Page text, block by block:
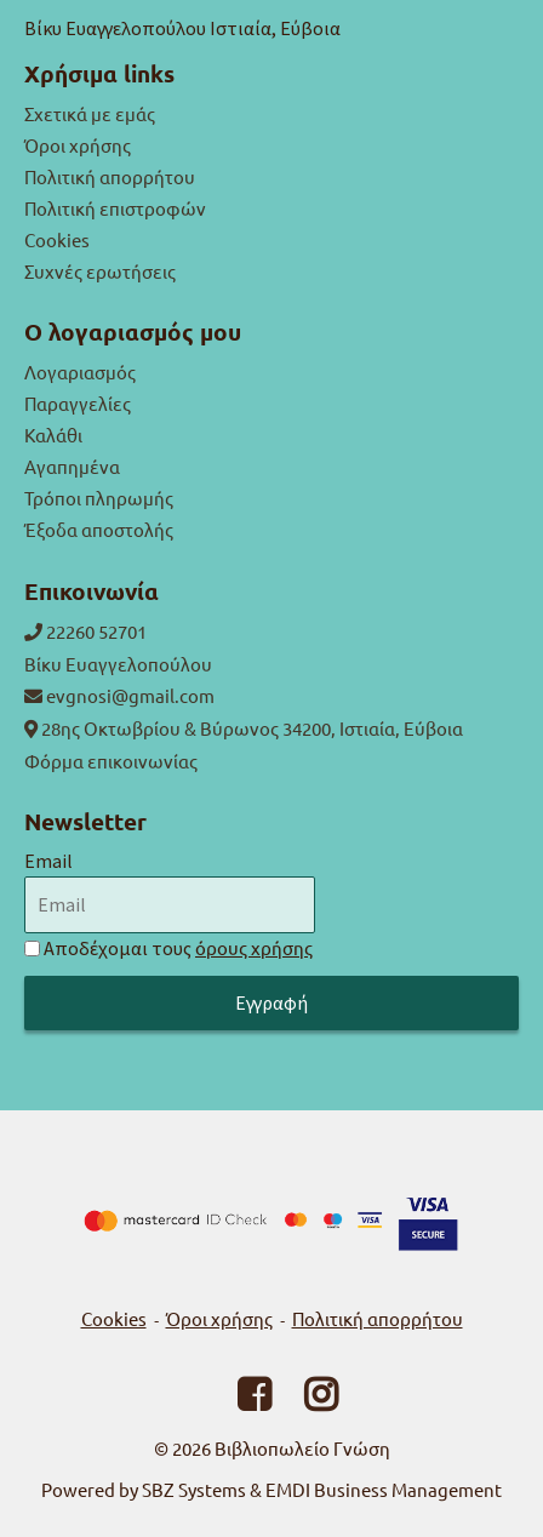
Βίκυ Ευαγγελοπούλου Ιστιαία, Εύβοια
Χρήσιμα links
Σχετικά με εμάς
Όροι χρήσης
Πολιτική απορρήτου
Πολιτική επιστροφών
Cookies
Συχνές ερωτήσεις
Ο λογαριασμός μου
Λογαριασμός
Παραγγελίες
Καλάθι
Αγαπημένα
Τρόποι πληρωμής
Έξοδα αποστολής
Επικοινωνία
22260 52701
Βίκυ Ευαγγελοπούλου
evgnosi@gmail.com
28ης Οκτωβρίου & Βύρωνος 34200, Ιστιαία, Εύβοια
Φόρμα επικοινωνίας
Newsletter
Email
Αποδέχομαι τους όρους χρήσης
Cookies - Όροι χρήσης - Πολιτική απορρήτου
© 2026 Βιβλιοπωλείο Γνώση
Powered by SBZ Systems & EMDI Business Management